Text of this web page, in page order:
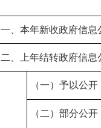
一、本年新收政府信息
二、上年结转政府信息
（一）予以公开
（二）部分公